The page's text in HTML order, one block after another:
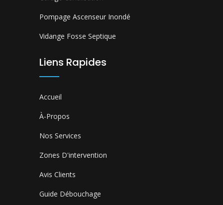
Pompage Ascenseur Inondé
Vidange Fosse Septique
Liens Rapides
Accueil
À-Propos
Nos Services
Zones D'intervention
Avis Clients
Guide Débouchage